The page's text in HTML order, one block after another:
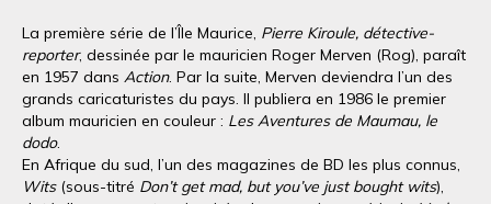
La première série de l’Île Maurice, Pierre Kiroule, détective-
reporter, dessinée par le mauricien Roger Merven (Rog), paraît
en 1957 dans Action. Par la suite, Merven deviendra l’un des
grands caricaturistes du pays. Il publiera en 1986 le premier
album mauricien en couleur : Les Aventures de Maumau, le
dodo.
En Afrique du sud, l’un des magazines de BD les plus connus,
Wits(sous-titré Don’t get mad, but you’ve just bought wits),